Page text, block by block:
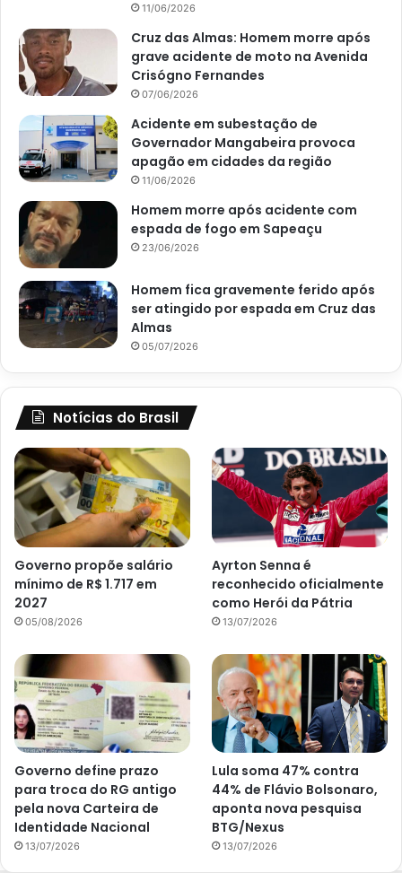
11/06/2026
Cruz das Almas: Homem morre após
grave acidente de moto na Avenida
Crisógno Fernandes
07/06/2026
Acidente em subestação de
Governador Mangabeira provoca
apagão em cidades da região
11/06/2026
Homem morre após acidente com
espada de fogo em Sapeaçu
23/06/2026
Homem fica gravemente ferido após
ser atingido por espada em Cruz das
Almas
05/07/2026
Notícias do Brasil
Governo propõe salário
mínimo de R$ 1.717 em
2027
05/08/2026
Ayrton Senna é
reconhecido oficialmente
como Herói da Pátria
13/07/2026
Governo define prazo
para troca do RG antigo
pela nova Carteira de
Identidade Nacional
13/07/2026
Lula soma 47% contra
44% de Flávio Bolsonaro,
aponta nova pesquisa
BTG/Nexus
13/07/2026